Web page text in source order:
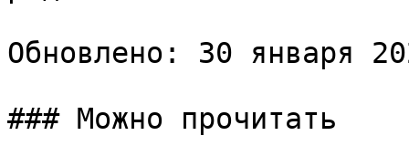
Обновлено: 30 января
### Можно прочитать